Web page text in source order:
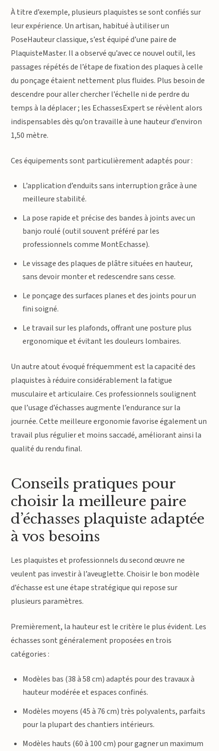
À titre d’exemple, plusieurs plaquistes se sont confiés sur
leur expérience. Un artisan, habitué à utiliser un
PoseHauteur classique, s’est équipé d’une paire de
PlaquisteMaster. Il a observé qu’avec ce nouvel outil, les
passages répétés de l’étape de fixation des plaques à celle
du ponçage étaient nettement plus fluides. Plus besoin de
descendre pour aller chercher l’échelle ni de perdre du
temps à la déplacer ; les EchassesExpert se révèlent alors
indispensables dès qu’on travaille à une hauteur d’environ
1,50 mètre.
Ces équipements sont particulièrement adaptés pour :
L’application d’enduits sans interruption grâce à une
meilleure stabilité.
La pose rapide et précise des bandes à joints avec un
banjo roulé (outil souvent préféré par les
professionnels comme MontEchasse).
Le vissage des plaques de plâtre situées en hauteur,
sans devoir monter et redescendre sans cesse.
Le ponçage des surfaces planes et des joints pour un
fini soigné.
Le travail sur les plafonds, offrant une posture plus
ergonomique et évitant les douleurs lombaires.
Un autre atout évoqué fréquemment est la capacité des
plaquistes à réduire considérablement la fatigue
musculaire et articulaire. Ces professionnels soulignent
que l’usage d’échasses augmente l’endurance sur la
journée. Cette meilleure ergonomie favorise également un
travail plus régulier et moins saccadé, améliorant ainsi la
qualité du rendu final.
Conseils pratiques pour
choisir la meilleure paire
d’échasses plaquiste adaptée
à vos besoins
Les plaquistes et professionnels du second œuvre ne
veulent pas investir à l’aveuglette. Choisir le bon modèle
d’échasse est une étape stratégique qui repose sur
plusieurs paramètres.
Premièrement, la hauteur est le critère le plus évident. Les
échasses sont généralement proposées en trois
catégories :
Modèles bas (38 à 58 cm) adaptés pour des travaux à
hauteur modérée et espaces confinés.
Modèles moyens (45 à 76 cm) très polyvalents, parfaits
pour la plupart des chantiers intérieurs.
Modèles hauts (60 à 100 cm) pour gagner un maximum